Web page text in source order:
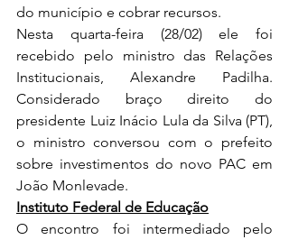
do município e cobrar recursos.
Nesta quarta-feira (28/02) ele foi
recebido pelo ministro das Relações
Institucionais, Alexandre Padilha.
Considerado braço direito do
presidente Luiz Inácio Lula da Silva (PT),
o ministro conversou com o prefeito
sobre investimentos do novo PAC em
João Monlevade.
Instituto Federal de Educação
O encontro foi intermediado pelo